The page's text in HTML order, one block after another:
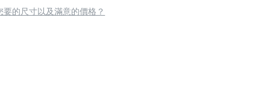
要的尺寸以及滿意的價格？